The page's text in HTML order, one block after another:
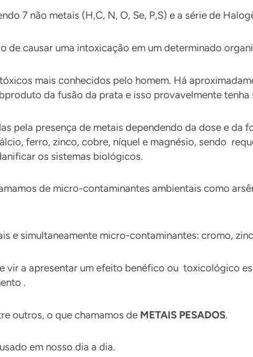
7 não metais (H,C, N, O, Se, P,S) e a série de
de causar uma intoxicação em um determinado
mais conhecidos pelo homem. Há
da fusão da prata e isso provavelmente
pela presença de metais dependendo da dose e da
ferro, zinco, cobre, níquel e magnésio, sendo
os sistemas biológicos.
de micro-contaminantes ambientais como
e simultaneamente micro-contaminantes: cromo,
vir a apresentar um efeito benéfico ou toxicológico
.
outros, o que chamamos de METAIS PESADOS.
em nosso dia a dia.